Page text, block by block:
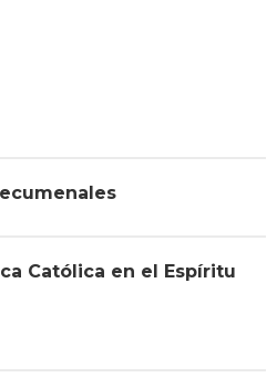
Católica en el Espíritu